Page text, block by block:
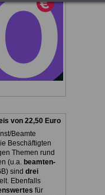
von 22,50 Euro
Beamte
Beschäftigten
Themen rund
(u.a. beamten-
sind drei
Ebenfalls
für